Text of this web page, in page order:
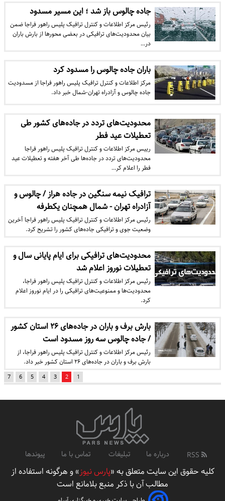
جاده چالوس باز شد ؛ این مسیر مسدود
رئیس مرکز اطلاعات و کنترل ترافیک پلیس راهور فراجا ضمن
بیان محدودیت‌های ترافیکی در بعضی محورها از بارش باران
در…
باران جاده چالوس را مسدود کرد
مرکز اطلاعات و کنترل ترافیک پلیس راهور فراجا از مسدودیت
جاده چالوس و آزادراه تهران-شمال خبر داد.
محدودیت‌های تردد در جاده‌های کشور طی
تعطیلات عید فطر
رییس مرکز اطلاعات و کنترل ترافیک پلیس راهور فراجا
محدودیت‌های تردد در جاده‌ها طی آخر هفته و تعطیلات عید
فطر را اعلام کر…
ترافیک نیمه سنگین در جاده هراز / چالوس و
آزادراه تهران - شمال همچنان یکطرفه
رئیس مرکز اطلاعات و کنترل ترافیک پلیس راهور فراجا آخرین
وضعیت جوی و ترافیکی جاده‌های کشور را تشریح کرد.
محدودیت‌های ترافیکی برای ایام پایانی سال و
تعطیلات نوروز اعلام شد
رئیس مرکز اطلاعات و کنترل ترافیک پلیس راهور فراجا،
محدودیت‌ها و ممنوعیت‌های ترافیکی را در ایام نوروز اعلام
کرد.
بارش برف و باران در جاده‌های ۲۶ استان کشور
/ جاده چالوس سه روز مسدود است
رئیس مرکز اطلاعات و کنترل ترافیک پلیس راهور فراجا، از
بارش برف و باران در جاده‌های ۲۶ استان کشور خبر داد.
1
2
3
4
5
6
7
درباره ما تبلیغات تماس با ما پیوندها
کلیه حقوق این سایت متعلق به «پارس نیوز» و هرگونه استفاده از
مطالب آن با ذکر منبع بلامانع است